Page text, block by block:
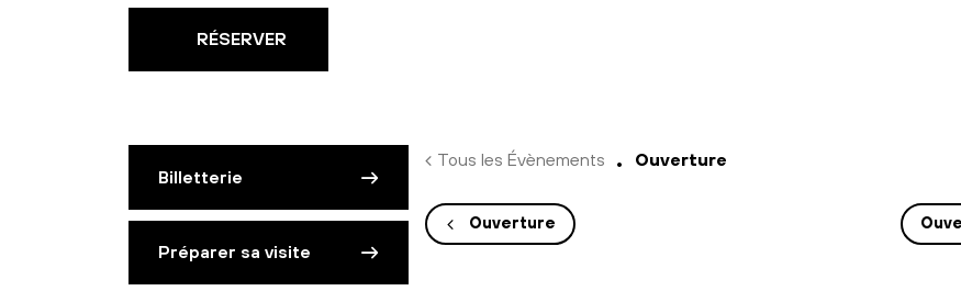
RÉSERVER
Billetterie
Préparer sa visite
Tous les Évènements Ouverture
Ouverture